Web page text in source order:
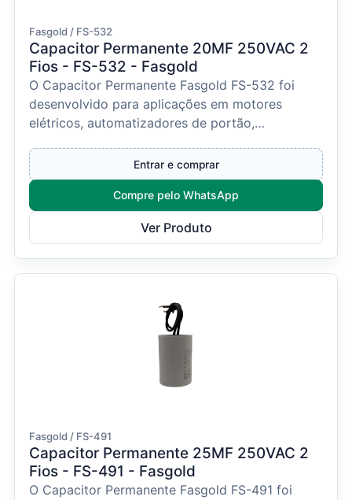
Fasgold / FS-532
Capacitor Permanente 20ΜF 250VAC 2
Fios - FS-532 - Fasgold
O Capacitor Permanente Fasgold FS-532 foi
desenvolvido para aplicações em motores
elétricos, automatizadores de portão,
Entrar e comprar
Compre pelo WhatsApp
Ver Produto
Fasgold / FS-491
Capacitor Permanente 25ΜF 250VAC 2
Fios - FS-491 - Fasgold
O Capacitor Permanente Fasgold FS-491 foi